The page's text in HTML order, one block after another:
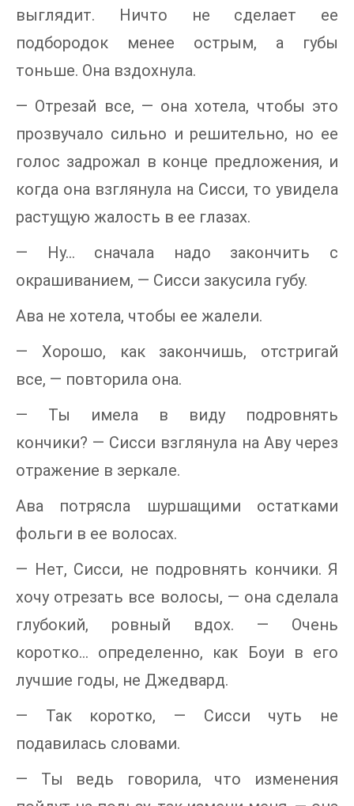
выглядит. Ничто не сделает ее
подбородок менее острым, а губы
тоньше. Она вздохнула.
— Отрезай все, — она хотела, чтобы это
прозвучало сильно и решительно, но ее
голос задрожал в конце предложения, и
когда она взглянула на Сисси, то увидела
растущую жалость в ее глазах.
— Ну… сначала надо закончить с
окрашиванием, — Сисси закусила губу.
Ава не хотела, чтобы ее жалели.
— Хорошо, как закончишь, отстригай
все, — повторила она.
— Ты имела в виду подровнять
кончики? — Сисси взглянула на Аву через
отражение в зеркале.
Ава потрясла шуршащими остатками
фольги в ее волосах.
— Нет, Сисси, не подровнять кончики. Я
хочу отрезать все волосы, — она сделала
глубокий, ровный вдох. — Очень
коротко… определенно, как Боуи в его
лучшие годы, не Джедвард.
— Так коротко, — Сисси чуть не
подавилась словами.
— Ты ведь говорила, что изменения